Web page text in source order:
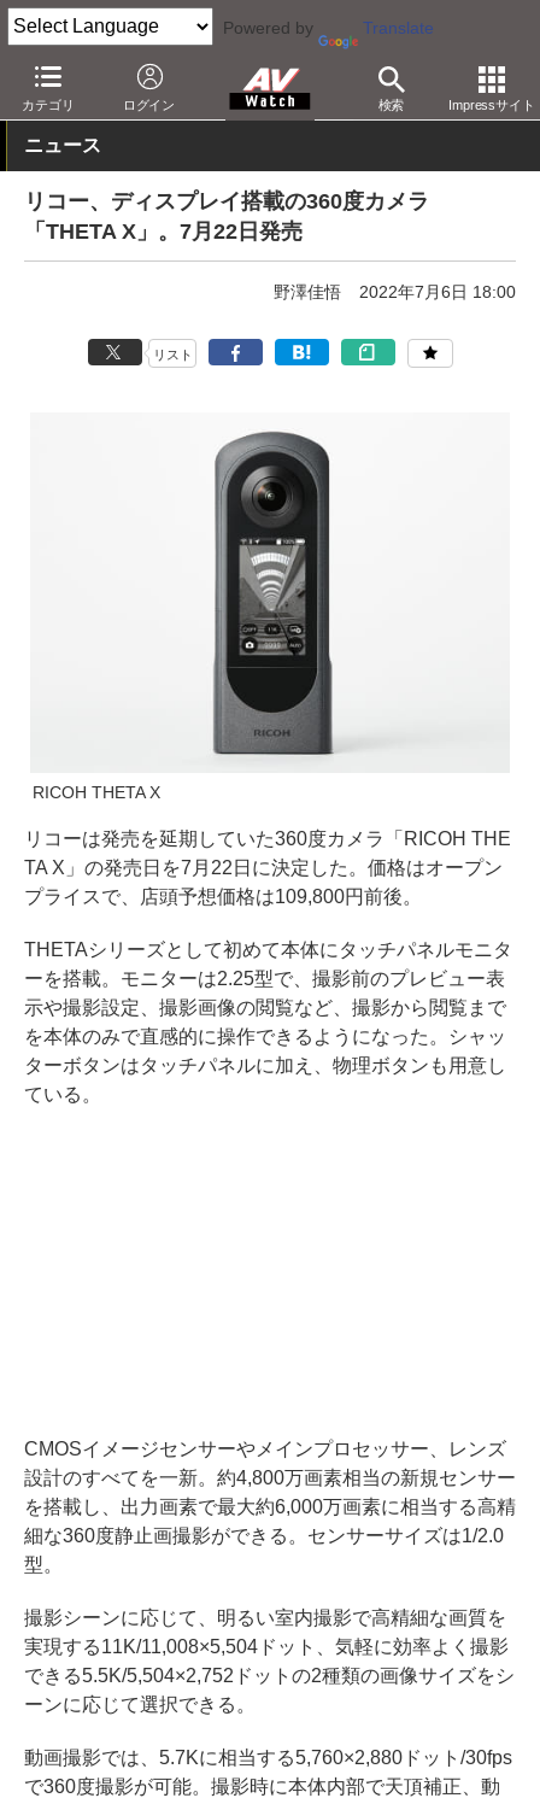
Powered by Translate
カテゴリ ログイン 検索 Impressサイト
AV Watch 製品 360度カメラ THETA
ニュース
リコー、ディスプレイ搭載の360度カメラ
「THETA X」。7月22日発売
野澤佳悟 2022年7月6日 18:00
リスト
RICOH THETA X
リコーは発売を延期していた360度カメラ「RICOH THE
TA X」の発売日を7月22日に決定した。価格はオープン
プライスで、店頭予想価格は109,800円前後。
THETAシリーズとして初めて本体にタッチパネルモニタ
ーを搭載。モニターは2.25型で、撮影前のプレビュー表
示や撮影設定、撮影画像の閲覧など、撮影から閲覧まで
を本体のみで直感的に操作できるようになった。シャッ
ターボタンはタッチパネルに加え、物理ボタンも用意し
ている。
CMOSイメージセンサーやメインプロセッサー、レンズ
設計のすべてを一新。約4,800万画素相当の新規センサー
を搭載し、出力画素で最大約6,000万画素に相当する高精
細な360度静止画撮影ができる。センサーサイズは1/2.0
型。
撮影シーンに応じて、明るい室内撮影で高精細な画質を
実現する11K/11,008×5,504ドット、気軽に効率よく撮影
できる5.5K/5,504×2,752ドットの2種類の画像サイズをシ
ーンに応じて選択できる。
動画撮影では、5.7Kに相当する5,760×2,880ドット/30fps
で360度撮影が可能。撮影時に本体内部で天頂補正、動